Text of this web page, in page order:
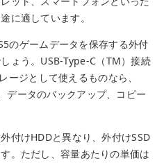
に適しています。
のゲームデータを保存する外付
ょう。USB-Type-C（TM）接続
ジとして使えるものなら、
ータのバックアップ、コピー
付けHDDと異なり、外付けSSD
。ただし、容量あたりの単価は